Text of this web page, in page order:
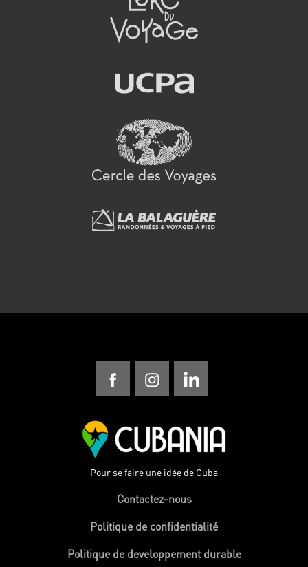
Pour se faire une idée de Cuba
Contactez-nous
Politique de confidentialité